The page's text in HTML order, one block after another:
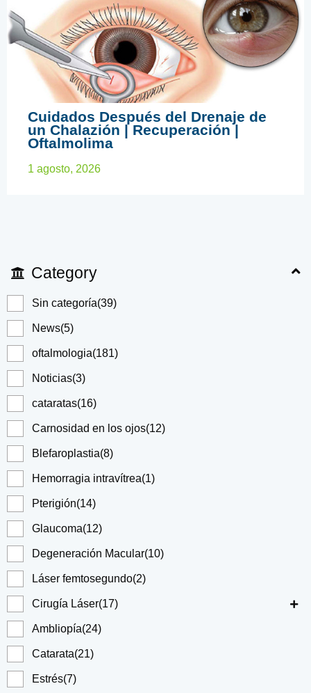
CHALAZION
Cuidados Después del Drenaje de
un Chalazión | Recuperación |
Oftalmolima
1 agosto, 2026
Category
Sin categoría(39)
News(5)
oftalmologia(181)
Noticias(3)
cataratas(16)
Carnosidad en los ojos(12)
Blefaroplastia(8)
Hemorragia intravítrea(1)
Pterigión(14)
Glaucoma(12)
Degeneración Macular(10)
Láser femtosegundo(2)
Cirugía Láser(17)
Ambliopía(24)
Catarata(21)
Estrés(7)